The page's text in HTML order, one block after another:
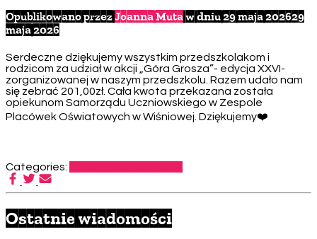
Opublikowano przezJoanna Mutaw dniu29 maja 202629
maja 2026
Serdeczne dziękujemy wszystkim przedszkolakom i
rodzicom za udział w akcji „Góra Grosza”- edycja XXVI-
zorganizowanej w naszym przedszkolu. Razem udało nam
się zebrać 201,00zł. Cała kwota przekazana została
opiekunom Samorządu Uczniowskiego w Zespole
Placówek Oświatowych w Wiśniowej. Dziękujemy❤️
Categories:
Ostatnie wiadomości